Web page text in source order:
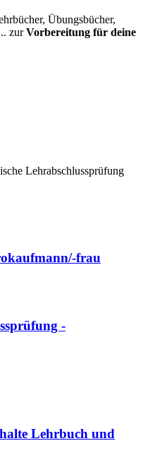
Übungsbücher,
zurVorbereitung für deine
frau
‐
Lehrbuch und